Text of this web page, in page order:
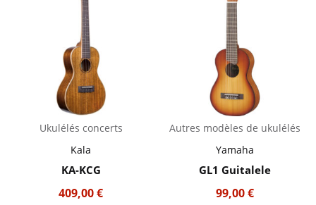
Ukulélés concerts
Kala
KA-KCG
409,00€
Autres modèles de ukulélés
Yamaha
GL1 Guitalele
99,00€